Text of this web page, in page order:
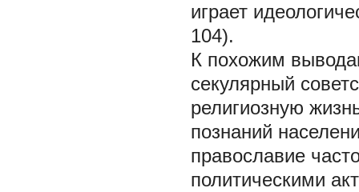
играет
104).
К похожим
секулярный
религиозную
познаний
православие
политическими